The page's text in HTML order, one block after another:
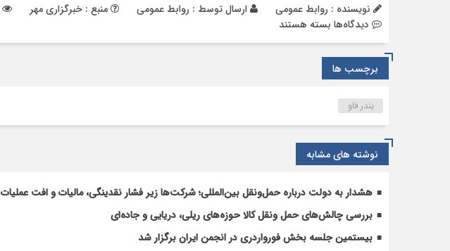
نویسنده : روابط عمومی ارسال توسط : روابط عمومی منبع : خبرگزاری مهر
دیدگاه‌ها برای
پیشرفت
۸۰
در
ساحل
فارس
بسته هستند
برچسب ها
بندر فاو
نوشته های مشابه
هشدار به دولت درباره حمل‌ونقل بین‌المللی؛ شرکت‌ها زیر فشار نقدینگی، مالیات و افت عملیات
بررسی چالش‌های حمل ونقل کالا حوزه‌های ریلی، دریایی و جاده‌ای
بیستمین جلسه بخش فورواردری در انجمن ایران برگزار شد